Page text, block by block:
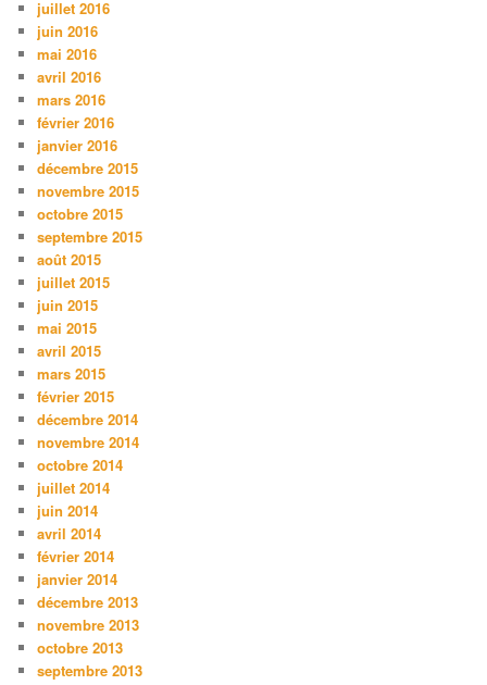
juillet 2016
juin 2016
mai 2016
avril 2016
mars 2016
février 2016
janvier 2016
décembre 2015
novembre 2015
octobre 2015
septembre 2015
août 2015
juillet 2015
juin 2015
mai 2015
avril 2015
mars 2015
février 2015
décembre 2014
novembre 2014
octobre 2014
juillet 2014
juin 2014
avril 2014
février 2014
janvier 2014
décembre 2013
novembre 2013
octobre 2013
septembre 2013